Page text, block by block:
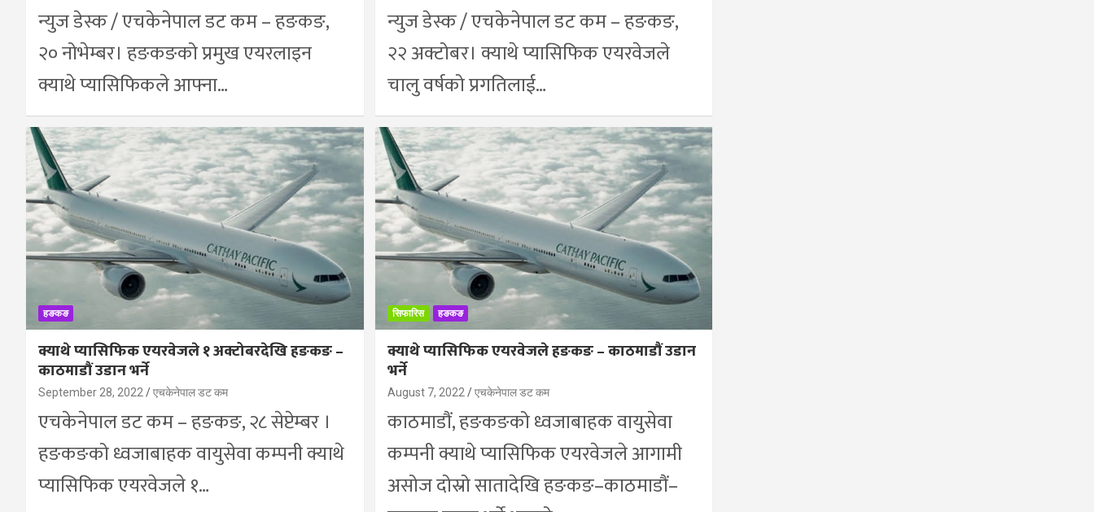
न्युज डेस्क / एचकेनेपाल डट कम – हङकङ,
२० नोभेम्बर। हङकङको प्रमुख एयरलाइन
क्याथे प्यासिफिकले आफ्ना…
न्युज डेस्क / एचकेनेपाल डट कम – हङकङ,
२२ अक्टोबर। क्याथे प्यासिफिक एयरवेजले
चालु वर्षको प्रगतिलाई…
हङकङ
क्याथे प्यासिफिक एयरवेजले १ अक्टोबरदेखि हङकङ –
काठमाडौं उडान भर्ने
September 28, 2022 एचकेनेपाल डट कम
एचकेनेपाल डट कम – हङकङ, २८ सेप्टेम्बर ।
हङकङको ध्वजाबाहक वायुसेवा कम्पनी क्याथे
प्यासिफिक एयरवेजले १…
सिफारिस हङकङ
क्याथे प्यासिफिक एयरवेजले हङकङ – काठमाडौं उडान
भर्ने
August 7, 2022 एचकेनेपाल डट कम
काठमाडौं, हङकङको ध्वजाबाहक वायुसेवा
कम्पनी क्याथे प्यासिफिक एयरवेजले आगामी
असोज दोस्रो सातादेखि हङकङ–काठमाडौं–